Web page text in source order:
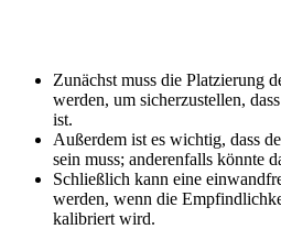
Zunächst muss die Platzierung
werden, um sicherzustellen,
ist.
Außerdem ist es wichtig, dass
sein muss; anderenfalls könnte
Schließlich kann eine
werden, wenn die
kalibriert wird.